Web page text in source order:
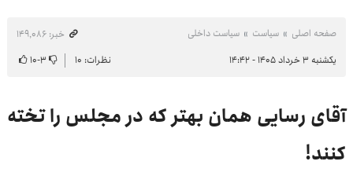
صفحه اصلی سیاست سیاست داخلی
خبر: ۱۴۹٬۰۸۶
یکشنبه ۳ خرداد ۱۴۰۵ - ۱۴:۴۲
نظرات: ۱۰ ۳-۱۰
آقای رسایی همان بهتر که در مجلس را تخته
کنند!